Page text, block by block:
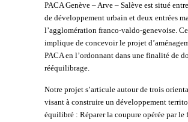
PACA Genève – Arve – Salève est situé
de développement urbain et deux entrées
l’agglomération franco-valdo-genevoise.
implique de concevoir le projet
PACA en l’ordonnant dans une finalité de
rééquilibrage.
Notre projet s’articule autour de trois
visant à construire un développement
équilibré : Réparer la coupure opérée par le